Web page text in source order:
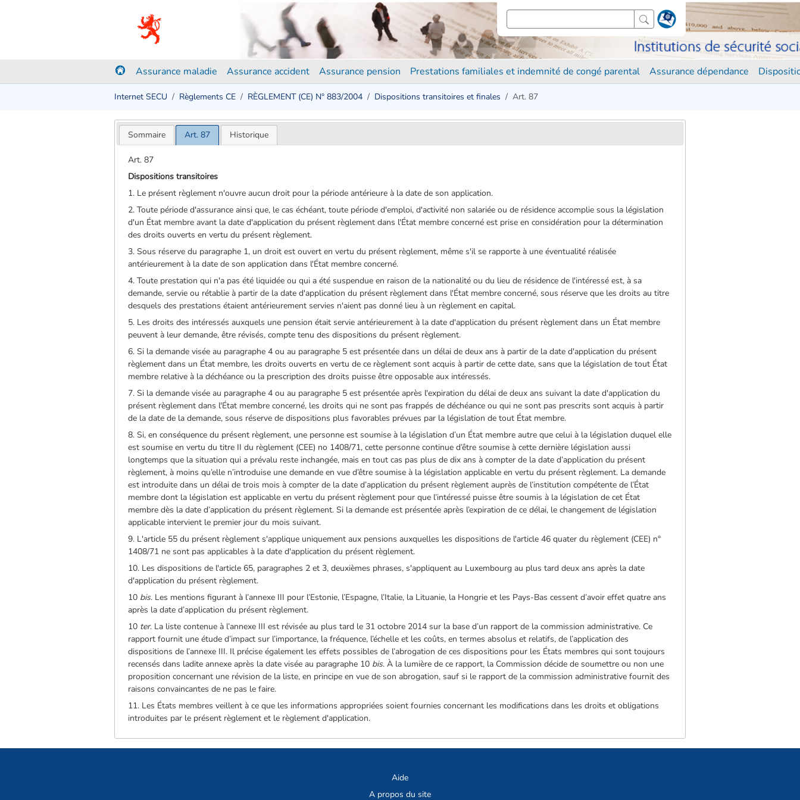
Assurance maladie Assurance accident Assurance pension Prestations familiales et indemnité de congé parental Assurance dépendance
Internet SECU Règlements CE RÈGLEMENT (CE) N° 883/2004 Dispositions transitoires et finales Art. 87
Sommaire Art. 87 Historique
Art. 87
Dispositions transitoires
1. Le présent règlement n'ouvre aucun droit pour la période antérieure à la date de son application.
2. Toute période d'assurance ainsi que, le cas échéant, toute période d'emploi, d'activité non salariée ou de résidence accomplie sous la législation
d'un État membre avant la date d'application du présent règlement dans l'État membre concerné est prise en considération pour la détermination
des droits ouverts en vertu du présent règlement.
3. Sous réserve du paragraphe 1, un droit est ouvert en vertu du présent règlement, même s'il se rapporte à une éventualité réalisée
antérieurement à la date de son application dans l'État membre concerné.
4. Toute prestation qui n'a pas été liquidée ou qui a été suspendue en raison de la nationalité ou du lieu de résidence de l'intéressé est, à sa
demande, servie ou rétablie à partir de la date d'application du présent règlement dans l'État membre concerné, sous réserve que les droits au titre
desquels des prestations étaient antérieurement servies n'aient pas donné lieu à un règlement en capital.
5. Les droits des intéressés auxquels une pension était servie antérieurement à la date d'application du présent règlement dans un État membre
peuvent à leur demande, être révisés, compte tenu des dispositions du présent règlement.
6. Si la demande visée au paragraphe 4 ou au paragraphe 5 est présentée dans un délai de deux ans à partir de la date d'application du présent
règlement dans un État membre, les droits ouverts en vertu de ce règlement sont acquis à partir de cette date, sans que la législation de tout État
membre relative à la déchéance ou la prescription des droits puisse être opposable aux intéressés.
7. Si la demande visée au paragraphe 4 ou au paragraphe 5 est présentée après l'expiration du délai de deux ans suivant la date d'application du
présent règlement dans l'État membre concerné, les droits qui ne sont pas frappés de déchéance ou qui ne sont pas prescrits sont acquis à partir
de la date de la demande, sous réserve de dispositions plus favorables prévues par la législation de tout État membre.
8. Si, en conséquence du présent règlement, une personne est soumise à la législation d’un État membre autre que celui à la législation duquel elle
est soumise en vertu du titre II du règlement (CEE) no 1408/71, cette personne continue d’être soumise à cette dernière législation aussi
longtemps que la situation qui a prévalu reste inchangée, mais en tout cas pas plus de dix ans à compter de la date d’application du présent
règlement, à moins qu’elle n’introduise une demande en vue d’être soumise à la législation applicable en vertu du présent règlement. La demande
est introduite dans un délai de trois mois à compter de la date d’application du présent règlement auprès de l’institution compétente de l’État
membre dont la législation est applicable en vertu du présent règlement pour que l’intéressé puisse être soumis à la législation de cet État
membre dès la date d’application du présent règlement. Si la demande est présentée après l’expiration de ce délai, le changement de législation
applicable intervient le premier jour du mois suivant.
9. L'article 55 du présent règlement s'applique uniquement aux pensions auxquelles les dispositions de l'article 46 quater du règlement (CEE) n°
1408/71 ne sont pas applicables à la date d'application du présent règlement.
10. Les dispositions de l'article 65, paragraphes 2 et 3, deuxièmes phrases, s'appliquent au Luxembourg au plus tard deux ans après la date
d'application du présent règlement.
10 bis. Les mentions figurant à l’annexe III pour l’Estonie, l’Espagne, l’Italie, la Lituanie, la Hongrie et les Pays-Bas cessent d’avoir effet quatre ans
après la date d’application du présent règlement.
10 ter. La liste contenue à l’annexe III est révisée au plus tard le 31 octobre 2014 sur la base d’un rapport de la commission administrative. Ce
rapport fournit une étude d’impact sur l’importance, la fréquence, l’échelle et les coûts, en termes absolus et relatifs, de l’application des
dispositions de l’annexe III. Il précise également les effets possibles de l’abrogation de ces dispositions pour les États membres qui sont toujours
recensés dans ladite annexe après la date visée au paragraphe 10 bis. À la lumière de ce rapport, la Commission décide de soumettre ou non une
proposition concernant une révision de la liste, en principe en vue de son abrogation, sauf si le rapport de la commission administrative fournit des
raisons convaincantes de ne pas le faire.
11. Les États membres veillent à ce que les informations appropriées soient fournies concernant les modifications dans les droits et obligations
introduites par le présent règlement et le règlement d'application.
Aide
A propos du site